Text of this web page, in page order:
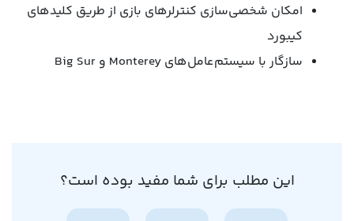
امکان شخصی‌سازی کنترلرهای بازی از طریق کلیدهای
کیبورد
سازگار با سیستم‌عامل‌های Monterey و Big Sur
این مطلب برای شما مفید بوده است؟